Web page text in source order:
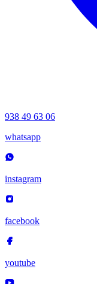
938 49 63 06
whatsapp
instagram
facebook
youtube